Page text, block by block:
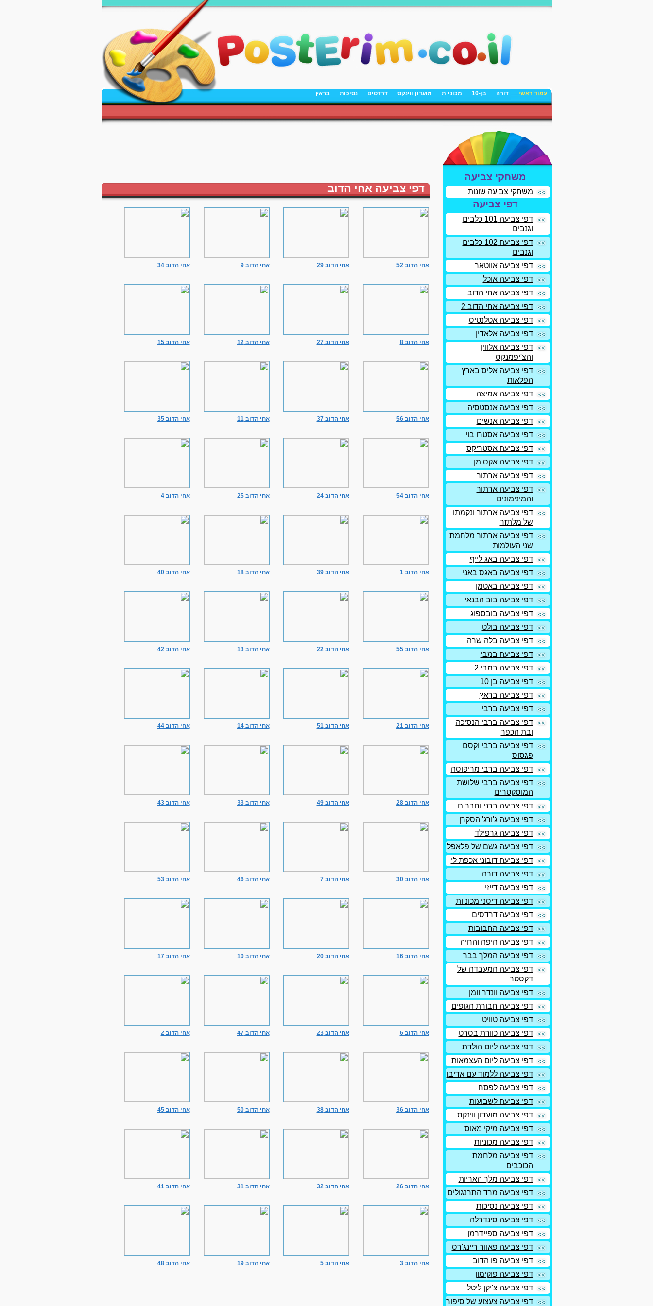
עמוד ראשי דורה בן-10 מכוניות מועדון ווינקס דרדסים נסיכות בראץ
משחקי צביעה
משחקי צביעה שונות
דפי צביעה
דפי צביעה 101 כלבים
וגנבים
דפי צביעה 102 כלבים
וגנבים
דפי צביעה אווטאר
דפי צביעה אוכל
דפי צביעה אחי הדוב
דפי צביעה אחי הדוב 2
דפי צביעה אטלנטיס
דפי צביעה אלאדין
דפי צביעה אלווין
והצ'יפמנקס
דפי צביעה אליס בארץ
הפלאות
דפי צביעה אמיצה
דפי צביעה אנסטסיה
דפי צביעה אנשים
דפי צביעה אסטרו בוי
דפי צביעה אסטריקס
דפי צביעה אקס מן
דפי צביעה ארתור
דפי צביעה ארתור
והמינימונים
דפי צביעה ארתור ונקמתו
של מלתזר
דפי צביעה ארתור מלחמת
שני העולמות
דפי צביעה באג לייף
דפי צביעה באגס באני
דפי צביעה באטמן
דפי צביעה בוב הבנאי
דפי צביעה בובספוג
דפי צביעה בולט
דפי צביעה בלה שרה
דפי צביעה במבי
דפי צביעה במבי 2
דפי צביעה בן 10
דפי צביעה בראץ
דפי צביעה ברבי
דפי צביעה ברבי הנסיכה
ובת הכפר
דפי צביעה ברבי וקסם
פגסוס
דפי צביעה ברבי מריפוסה
דפי צביעה ברבי שלושת
המוסקטרים
דפי צביעה ברני וחברים
דפי צביעה ג'ורג' הסקרן
דפי צביעה גרפילד
דפי צביעה גשם של פלאפל
דפי צביעה דובוני אכפת לי
דפי צביעה דורה
דפי צביעה דייזי
דפי צביעה דיסני מכוניות
דפי צביעה דרדסים
דפי צביעה החבובות
דפי צביעה היפה והחיה
דפי צביעה המלך בבר
דפי צביעה המעבדה של
דקסטר
דפי צביעה וונדר וומן
דפי צביעה חבורת הגופים
דפי צביעה טוויטי
דפי צביעה כוורת בסרט
דפי צביעה ליום הולדת
דפי צביעה ליום העצמאות
דפי צביעה ללמוד עם אדיבו
דפי צביעה לפסח
דפי צביעה לשבועות
דפי צביעה מועדון ווינקס
דפי צביעה מיקי מאוס
דפי צביעה מכוניות
דפי צביעה מלחמת
הכוכבים
דפי צביעה מלך האריות
דפי צביעה מרד התרנגולים
דפי צביעה נסיכות
דפי צביעה סינדרלה
דפי צביעה ספיידרמן
דפי צביעה פאוור ריינג'רס
דפי צביעה פו הדוב
דפי צביעה פוקימון
דפי צביעה צ'יקן ליטל
דפי צביעה צעצוע של סיפור
דפי צביעה אחי הדוב
אחי הדוב 52 אחי הדוב 29 אחי הדוב 9 אחי הדוב 34
אחי הדוב 8 אחי הדוב 27 אחי הדוב 12 אחי הדוב 15
אחי הדוב 56 אחי הדוב 37 אחי הדוב 11 אחי הדוב 35
אחי הדוב 54 אחי הדוב 24 אחי הדוב 25 אחי הדוב 4
אחי הדוב 1 אחי הדוב 39 אחי הדוב 18 אחי הדוב 40
אחי הדוב 55 אחי הדוב 22 אחי הדוב 13 אחי הדוב 42
אחי הדוב 21 אחי הדוב 51 אחי הדוב 14 אחי הדוב 44
אחי הדוב 28 אחי הדוב 49 אחי הדוב 33 אחי הדוב 43
אחי הדוב 30 אחי הדוב 7 אחי הדוב 46 אחי הדוב 53
אחי הדוב 16 אחי הדוב 20 אחי הדוב 10 אחי הדוב 17
אחי הדוב 6 אחי הדוב 23 אחי הדוב 47 אחי הדוב 2
אחי הדוב 36 אחי הדוב 38 אחי הדוב 50 אחי הדוב 45
אחי הדוב 26 אחי הדוב 32 אחי הדוב 31 אחי הדוב 41
אחי הדוב 3 אחי הדוב 5 אחי הדוב 19 אחי הדוב 48